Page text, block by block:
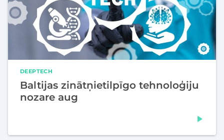
DEEPTECH
Baltijas zinātņietilpīgo tehnoloģiju
nozare aug